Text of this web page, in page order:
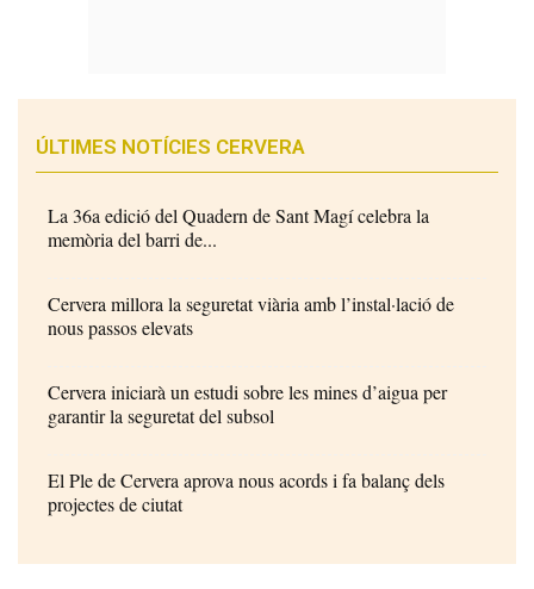
ÚLTIMES NOTÍCIES CERVERA
La 36a edició del Quadern de Sant Magí celebra la
memòria del barri de...
Cervera millora la seguretat viària amb l’instal·lació de
nous passos elevats
Cervera iniciarà un estudi sobre les mines d’aigua per
garantir la seguretat del subsol
El Ple de Cervera aprova nous acords i fa balanç dels
projectes de ciutat